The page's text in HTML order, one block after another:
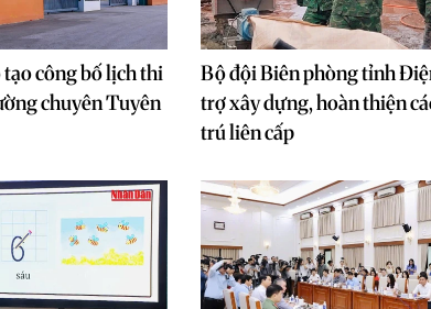
công bố lịch thi
chuyên Tuyên
Bộ đội Biên phòng tỉnh
trợ xây dựng, hoàn thiện
trú liên cấp